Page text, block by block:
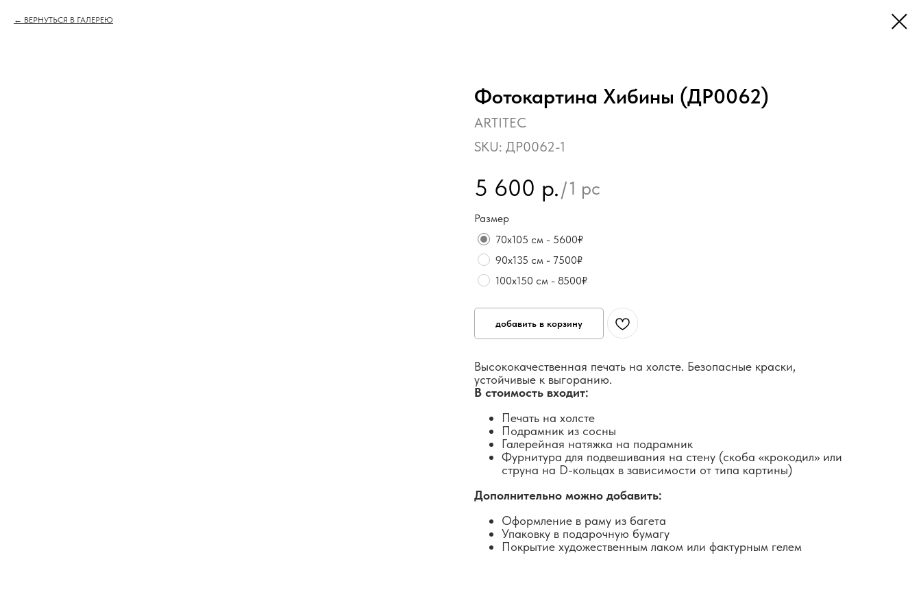
ВЕРНУТЬСЯ В ГАЛЕРЕЮ
Фотокартина Хибины (ДР0062)
ARTITEC
SKU: ДР0062-1
5 600 р./1 pc
Размер
70х105 см - 5600₽
90х135 см - 7500₽
100х150 см - 8500₽
добавить в корзину
Высококачественная печать на холсте. Безопасные краски,
устойчивые к выгоранию.
В стоимость входит:
Печать на холсте
Подрамник из сосны
Галерейная натяжка на подрамник
Фурнитура для подвешивания на стену (скоба «крокодил» или
струна на D-кольцах в зависимости от типа картины)
Дополнительно можно добавить:
Оформление в раму из багета
Упаковку в подарочную бумагу
Покрытие художественным лаком или фактурным гелем